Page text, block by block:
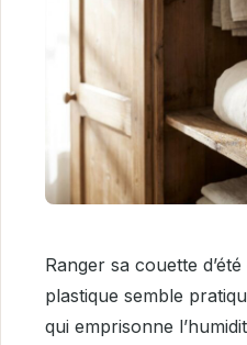
Ranger sa couette
plastique semble
qui emprisonne